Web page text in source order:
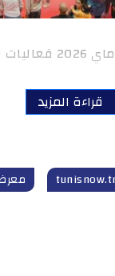
قراءة المزيد